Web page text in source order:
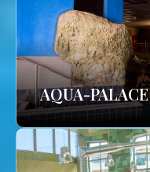
AQUA-PALACE